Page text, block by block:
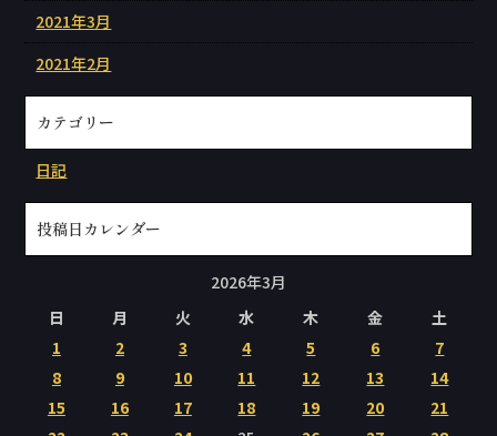
2021年3月
2021年2月
カテゴリー
日記
投稿日カレンダー
2026年3月
日
月 火 水 木 金
土
1
2 3 4 5 6
7
8
9 10 11 12 13
14
15
16 17 18 19 20
21